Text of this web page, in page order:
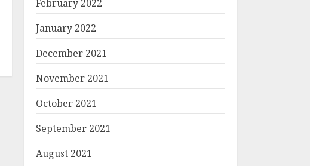
February 2022
January 2022
December 2021
November 2021
October 2021
September 2021
August 2021